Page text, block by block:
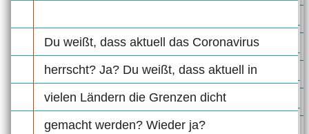
Du weißt, dass aktuell das Coronavirus
herrscht? Ja? Du weißt, dass aktuell in
vielen Ländern die Grenzen dicht
gemacht werden? Wieder ja?